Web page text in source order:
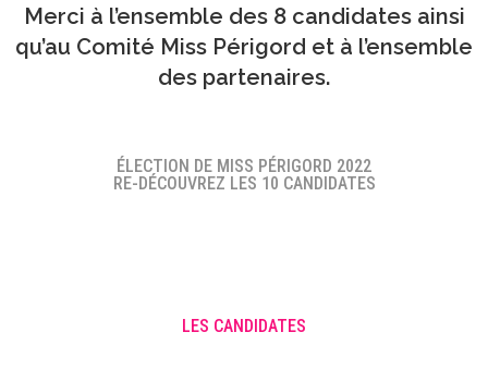
Merci à l’ensemble des 8 candidates ainsi
qu’au Comité Miss Périgord et à l’ensemble
des partenaires.
ÉLECTION DE MISS PÉRIGORD 2022
RE-DÉCOUVREZ LES 10 CANDIDATES
LES CANDIDATES